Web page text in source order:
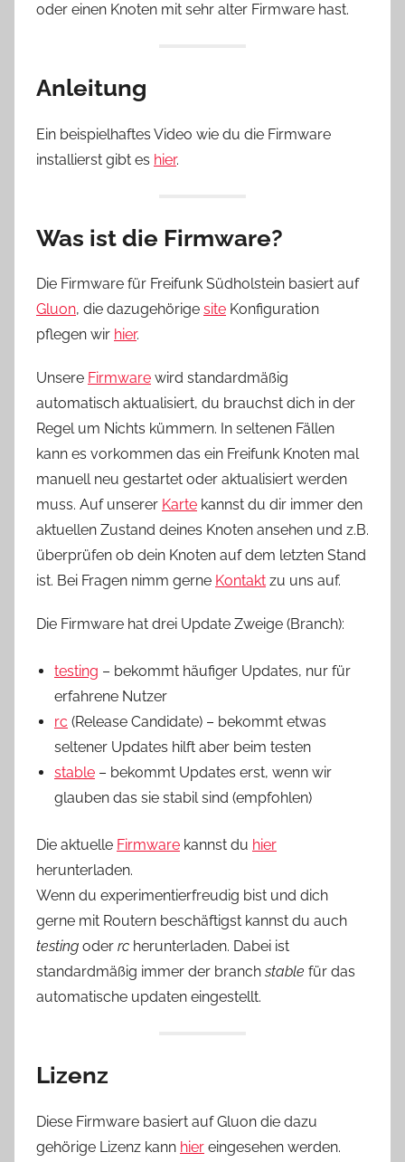
oder einen Knoten mit sehr alter Firmware hast.
Anleitung
Ein beispielhaftes Video wie du die Firmware
installierst gibt es hier.
Was ist die Firmware?
Die Firmware für Freifunk Südholstein basiert auf
Gluon, die dazugehörige site Konfiguration
pflegen wir hier.
Unsere Firmware wird standardmäßig
automatisch aktualisiert, du brauchst dich in der
Regel um Nichts kümmern. In seltenen Fällen
kann es vorkommen das ein Freifunk Knoten mal
manuell neu gestartet oder aktualisiert werden
muss. Auf unserer Karte kannst du dir immer den
aktuellen Zustand deines Knoten ansehen und z.B.
überprüfen ob dein Knoten auf dem letzten Stand
ist. Bei Fragen nimm gerne Kontakt zu uns auf.
Die Firmware hat drei Update Zweige (Branch):
testing – bekommt häufiger Updates, nur für
erfahrene Nutzer
rc (Release Candidate) – bekommt etwas
seltener Updates hilft aber beim testen
stable – bekommt Updates erst, wenn wir
glauben das sie stabil sind (empfohlen)
Die aktuelle Firmware kannst du hier
herunterladen.
Wenn du experimentierfreudig bist und dich
gerne mit Routern beschäftigst kannst du auch
testing oder rc herunterladen. Dabei ist
standardmäßig immer der branch stable für das
automatische updaten eingestellt.
Lizenz
Diese Firmware basiert auf Gluon die dazu
gehörige Lizenz kann hier eingesehen werden.